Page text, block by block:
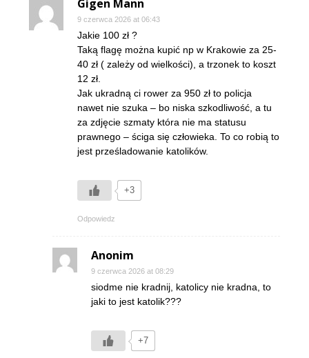
Gigen Mann
9 czerwca 2026 at 06:43
Jakie 100 zł ?
Taką flagę można kupić np w Krakowie za 25-
40 zł ( zależy od wielkości), a trzonek to koszt
12 zł.
Jak ukradną ci rower za 950 zł to policja
nawet nie szuka – bo niska szkodliwość, a tu
za zdjęcie szmaty która nie ma statusu
prawnego – ściga się człowieka. To co robią to
jest prześladowanie katolików.
+3
Odpowiedz
Anonim
9 czerwca 2026 at 08:29
siodme nie kradnij, katolicy nie kradna, to
jaki to jest katolik???
+7